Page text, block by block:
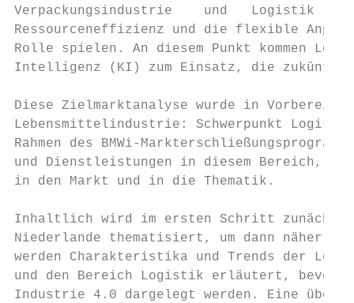
Verpackungsindustrie    und   Logistik
Ressourceneffizienz und die flexible
Rolle spielen. An diesem Punkt kommen
Intelligenz (KI) zum Einsatz, die zukünftig
Diese Zielmarktanalyse wurde in
Lebensmittelindustrie: Schwerpunkt
Rahmen des BMWi-
und Dienstleistungen in diesem Bereich,
in den Markt und in die Thematik.
Inhaltlich wird im ersten Schritt zunächst
Niederlande thematisiert, um dann näher
werden Charakteristika und Trends der
und den Bereich Logistik erläutert, bevor
Industrie 4.0 dargelegt werden. Eine